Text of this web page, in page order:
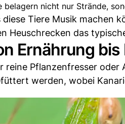
belagern nicht nur Strände,
Tiere Musik machen
Heuschrecken das
Ernährung
reine Pflanzenfresser
werden, wobei